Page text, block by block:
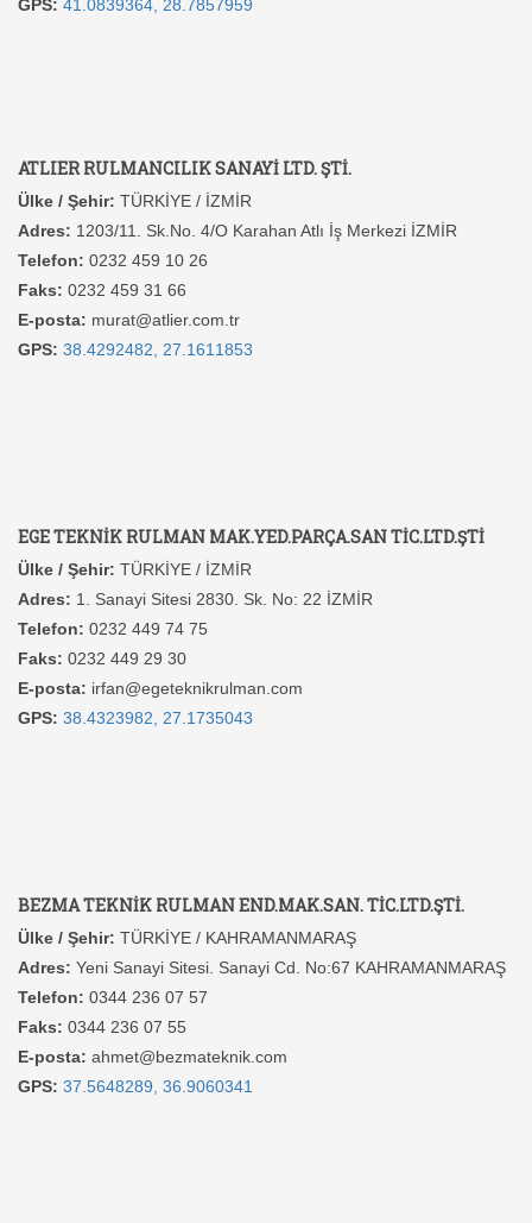
GPS: 41.0839364, 28.7857959
ATLIER RULMANCILIK SANAYİ LTD. ŞTİ.
Ülke / Şehir: TÜRKİYE / İZMİR
Adres: 1203/11. Sk.No. 4/O Karahan Atlı İş Merkezi İZMİR
Telefon: 0232 459 10 26
Faks: 0232 459 31 66
E-posta: murat@atlier.com.tr
GPS: 38.4292482, 27.1611853
EGE TEKNİK RULMAN MAK.YED.PARÇA.SAN TİC.LTD.ŞTİ
Ülke / Şehir: TÜRKİYE / İZMİR
Adres: 1. Sanayi Sitesi 2830. Sk. No: 22 İZMİR
Telefon: 0232 449 74 75
Faks: 0232 449 29 30
E-posta: irfan@egeteknikrulman.com
GPS: 38.4323982, 27.1735043
BEZMA TEKNİK RULMAN END.MAK.SAN. TİC.LTD.ŞTİ.
Ülke / Şehir: TÜRKİYE / KAHRAMANMARAŞ
Adres: Yeni Sanayi Sitesi. Sanayi Cd. No:67 KAHRAMANMARAŞ
Telefon: 0344 236 07 57
Faks: 0344 236 07 55
E-posta: ahmet@bezmateknik.com
GPS: 37.5648289, 36.9060341